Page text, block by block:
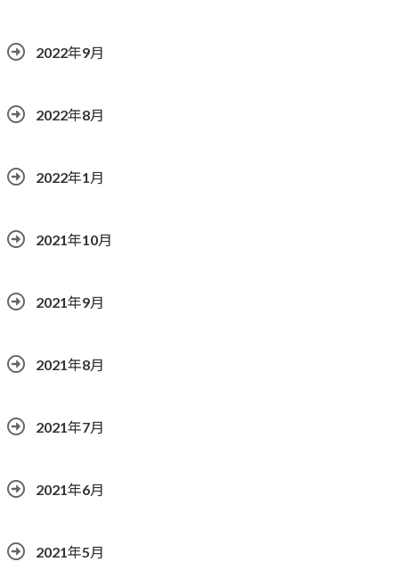
2022年9月
2022年8月
2022年1月
2021年10月
2021年9月
2021年8月
2021年7月
2021年6月
2021年5月